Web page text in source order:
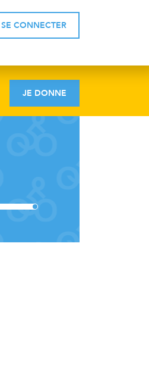
SE CONNECTER
JE DONNE